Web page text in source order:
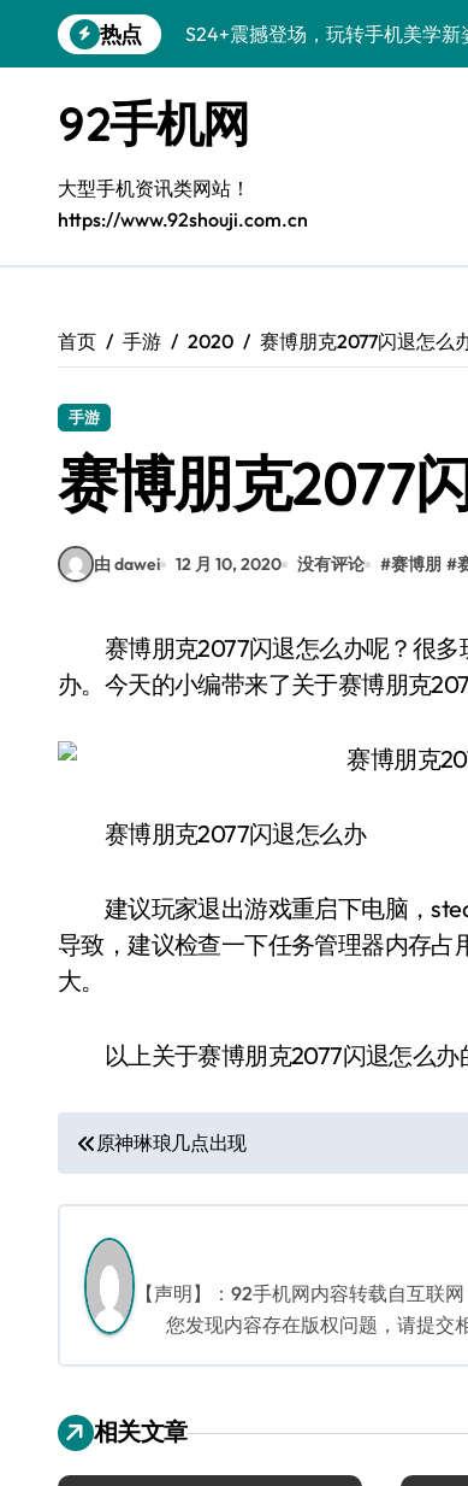
到
热点
A56 5G登场，潮玩新定义！
三星S26上头！个性潮玩美到炸裂
S25潮改指南：个性定制，酷到没
Galaxy Z Flip6：折叠潮流，秒杀
92手机网
大型手机资讯类网站！
https://www.92shouji.com.cn
首页 手游 2020 赛博朋克2077闪退怎么
手游
赛博朋克2077
由 dawei 12 月 10, 2020 没有评论 #赛博朋 #
赛博朋克2077闪退怎么办呢？很多玩家们在游戏中遇到了游戏闪退的情况，不知道该怎么
办。今天的小编带来了关于赛博朋克
赛博朋克2077闪退怎么办
建议玩家退出游戏重启下电脑，
导致，建议检查一下任务管理器内存
大。
以上关于赛博朋克2077闪退怎么办
文
章
导
航
原神琳琅几点出现
【声明】：92手机网内容转载自互联
您发现内容存在版权问题，请提交
相关文章